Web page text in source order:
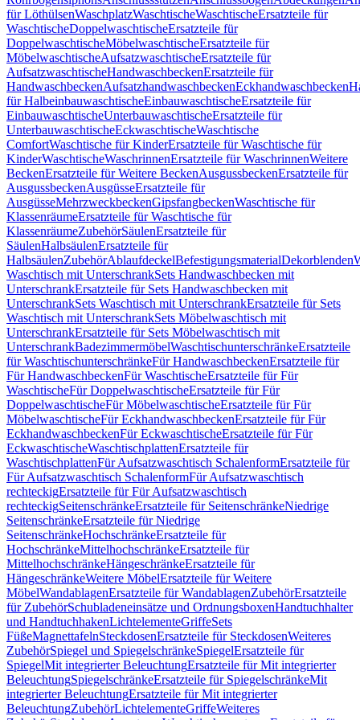
für LöthülsenWaschplatzWaschtischeWaschtischeErsatzteile für
WaschtischeDoppelwaschtischeErsatzteile für
DoppelwaschtischeMöbelwaschtischeErsatzteile für
MöbelwaschtischeAufsatzwaschtischeErsatzteile für
AufsatzwaschtischeHandwaschbeckenErsatzteile für
HandwaschbeckenAufsatzhandwaschbeckenEckhandwaschbecken
für HalbeinbauwaschtischeEinbauwaschtischeErsatzteile für
EinbauwaschtischeUnterbauwaschtischeErsatzteile für
UnterbauwaschtischeEckwaschtischeWaschtische
ComfortWaschtische für KinderErsatzteile für Waschtische für
KinderWaschtischeWaschrinnenErsatzteile für WaschrinnenWeitere
BeckenErsatzteile für Weitere BeckenAusgussbeckenErsatzteile für
AusgussbeckenAusgüsseErsatzteile für
AusgüsseMehrzweckbeckenGipsfangbeckenWaschtische für
KlassenräumeErsatzteile für Waschtische für
KlassenräumeZubehörSäulenErsatzteile für
SäulenHalbsäulenErsatzteile für
HalbsäulenZubehörAblaufdeckelBefestigungsmaterialDekorblenden
Waschtisch mit UnterschrankSets Handwaschbecken mit
UnterschrankErsatzteile für Sets Handwaschbecken mit
UnterschrankSets Waschtisch mit UnterschrankErsatzteile für Sets
Waschtisch mit UnterschrankSets Möbelwaschtisch mit
UnterschrankErsatzteile für Sets Möbelwaschtisch mit
UnterschrankBadezimmermöbelWaschtischunterschränkeErsatzteile
für WaschtischunterschränkeFür HandwaschbeckenErsatzteile für
Für HandwaschbeckenFür WaschtischeErsatzteile für Für
WaschtischeFür DoppelwaschtischeErsatzteile für Für
DoppelwaschtischeFür MöbelwaschtischeErsatzteile für Für
MöbelwaschtischeFür EckhandwaschbeckenErsatzteile für Für
EckhandwaschbeckenFür EckwaschtischeErsatzteile für Für
EckwaschtischeWaschtischplattenErsatzteile für
WaschtischplattenFür Aufsatzwaschtisch SchalenformErsatzteile für
Für Aufsatzwaschtisch SchalenformFür Aufsatzwaschtisch
rechteckigErsatzteile für Für Aufsatzwaschtisch
rechteckigSeitenschränkeErsatzteile für SeitenschränkeNiedrige
SeitenschränkeErsatzteile für Niedrige
SeitenschränkeHochschränkeErsatzteile für
HochschränkeMittelhochschränkeErsatzteile für
MittelhochschränkeHängeschränkeErsatzteile für
HängeschränkeWeitere MöbelErsatzteile für Weitere
MöbelWandablagenErsatzteile für WandablagenZubehörErsatzteile
für ZubehörSchubladeneinsätze und OrdnungsboxenHandtuchhalter
und HandtuchhakenLichtelementeGriffeSets
FüßeMagnettafelnSteckdosenErsatzteile für SteckdosenWeiteres
ZubehörSpiegel und SpiegelschränkeSpiegelErsatzteile für
SpiegelMit integrierter BeleuchtungErsatzteile für Mit integrierter
BeleuchtungSpiegelschränkeErsatzteile für SpiegelschränkeMit
integrierter BeleuchtungErsatzteile für Mit integrierter
BeleuchtungZubehörLichtelementeGriffeWeiteres